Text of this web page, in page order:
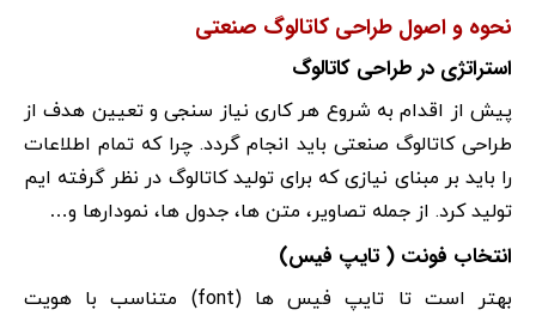
نحوه و اصول طراحی کاتالوگ صنعتی
استراتژی در طراحی کاتالوگ
پیش از اقدام به شروع هر کاری نیاز سنجی و تعیین هدف از
طراحی کاتالوگ صنعتی باید انجام گردد. چرا که تمام اطلاعات
را باید بر مبنای نیازی که برای تولید کاتالوگ در نظر گرفته ایم
تولید کرد. از جمله تصاویر، متن ها، جدول ها، نمودارها و…
انتخاب فونت ( تایپ فیس)
بهتر است تا تایپ فیس ها (font) متناسب با هویت